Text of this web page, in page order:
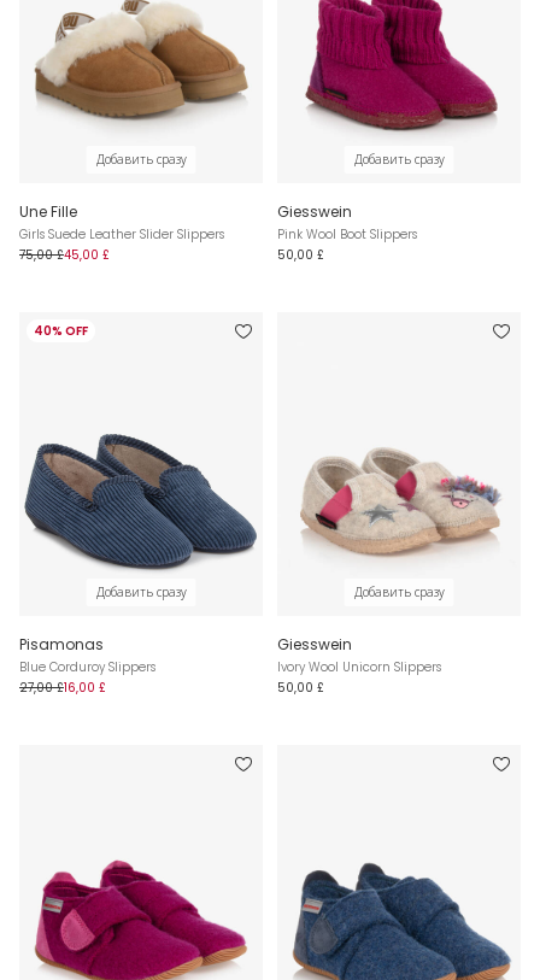
Добавить сразу
Une Fille
Girls Suede Leather Slider Slippers
75,00 £45,00 £
Добавить сразу
Giesswein
Pink Wool Boot Slippers
50,00 £
40% OFF
Добавить сразу
Pisamonas
Blue Corduroy Slippers
27,00 £16,00 £
Добавить сразу
Giesswein
Ivory Wool Unicorn Slippers
50,00 £